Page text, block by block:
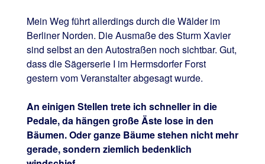
Mein Weg führt allerdings durch die Wälder im
Berliner Norden. Die Ausmaße des Sturm Xavier
sind selbst an den Autostraßen noch sichtbar. Gut,
dass die Sägerserie I im Hermsdorfer Forst
gestern vom Veranstalter abgesagt wurde.
An einigen Stellen trete ich schneller in die
Pedale, da hängen große Äste lose in den
Bäumen. Oder ganze Bäume stehen nicht mehr
gerade, sondern ziemlich bedenklich